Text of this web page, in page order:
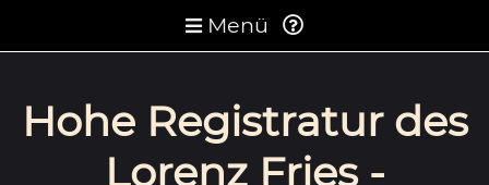
Menü
Hohe Registratur des
Lorenz Fries -